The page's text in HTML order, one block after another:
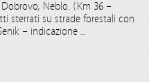
Dobrovo, Neblo. (Km 36 –
sterrati su strade forestali con
– indicazione …